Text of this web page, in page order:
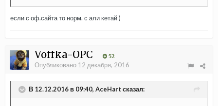
если с оф.сайта то норм. с али кетай )
Voffka-OPC 52
Опубликовано 12 декабря, 2016
В 12.12.2016 в 09:40, AceHart сказал: